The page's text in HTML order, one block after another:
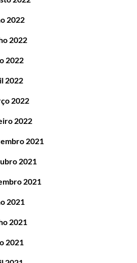
2022
2022
2022
2022
2022
2022
2021
2021
2021
2021
2021
2021